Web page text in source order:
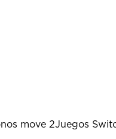
move 2Juegos